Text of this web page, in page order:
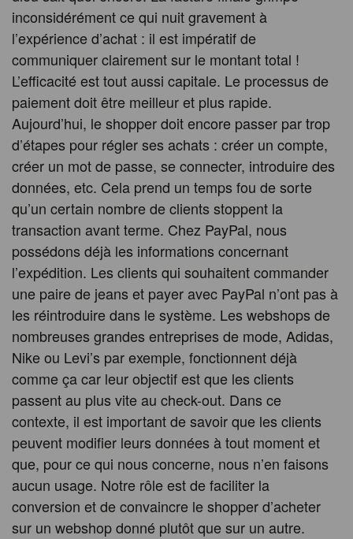
inconsidérément ce qui nuit gravement à
l’expérience d’achat : il est impératif de
communiquer clairement sur le montant total !
L’efficacité est tout aussi capitale. Le processus de
paiement doit être meilleur et plus rapide.
Aujourd’hui, le shopper doit encore passer par trop
d’étapes pour régler ses achats : créer un compte,
créer un mot de passe, se connecter, introduire des
données, etc. Cela prend un temps fou de sorte
qu’un certain nombre de clients stoppent la
transaction avant terme. Chez PayPal, nous
possédons déjà les informations concernant
l’expédition. Les clients qui souhaitent commander
une paire de jeans et payer avec PayPal n’ont pas à
les réintroduire dans le système. Les webshops de
nombreuses grandes entreprises de mode, Adidas,
Nike ou Levi’s par exemple, fonctionnent déjà
comme ça car leur objectif est que les clients
passent au plus vite au check-out. Dans ce
contexte, il est important de savoir que les clients
peuvent modifier leurs données à tout moment et
que, pour ce qui nous concerne, nous n’en faisons
aucun usage. Notre rôle est de faciliter la
conversion et de convaincre le shopper d’acheter
sur un webshop donné plutôt que sur un autre.